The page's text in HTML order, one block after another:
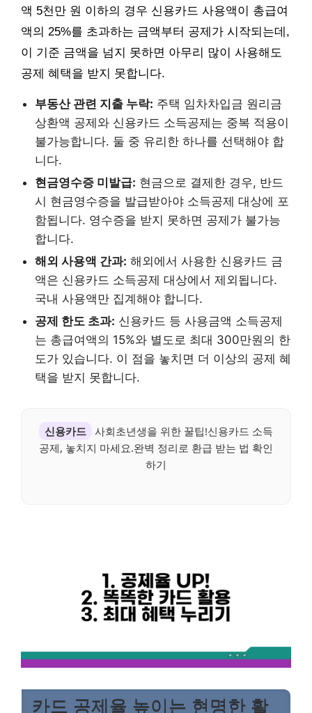
액 5천만 원 이하의 경우 신용카드 사용액이 총급여
액의 25%를 초과하는 금액부터 공제가 시작되는데,
이 기준 금액을 넘지 못하면 아무리 많이 사용해도
공제 혜택을 받지 못합니다.
부동산 관련 지출 누락: 주택 임차차입금 원리금
상환액 공제와 신용카드 소득공제는 중복 적용이
불가능합니다. 둘 중 유리한 하나를 선택해야 합
니다.
현금영수증 미발급: 현금으로 결제한 경우, 반드
시 현금영수증을 발급받아야 소득공제 대상에 포
함됩니다. 영수증을 받지 못하면 공제가 불가능
합니다.
해외 사용액 간과: 해외에서 사용한 신용카드 금
액은 신용카드 소득공제 대상에서 제외됩니다.
국내 사용액만 집계해야 합니다.
공제 한도 초과: 신용카드 등 사용금액 소득공제
는 총급여액의 15%와 별도로 최대 300만원의 한
도가 있습니다. 이 점을 놓치면 더 이상의 공제 혜
택을 받지 못합니다.
신용카드 사회초년생을 위한 꿀팁!신용카드 소득
공제, 놓치지 마세요.완벽 정리로 환급 받는 법 확인
하기
카드 공제율 높이는 현명한 활